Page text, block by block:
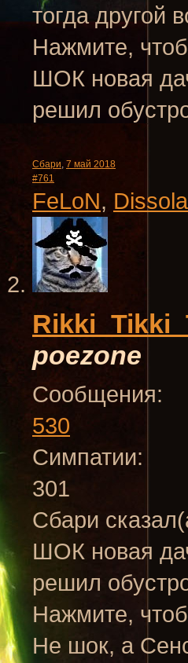
тогда другой
Нажмите,
ШОК новая
решил
Сбари, 7 май 2018
#761
FeLoN,
poezone
Сообщения:
530
Симпатии:
301
Сбари
ШОК новая
решил
Нажмите,
Не шок, а